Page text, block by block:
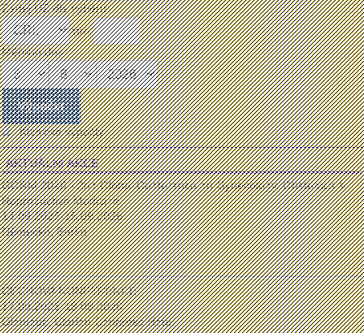
AKTUÁLNÍ AKCE
GORM 2026 - 2nd Global Conference on Gynecology, Obstetrics &
Reproductive Medicine
14.09.2026-15.09.2026
Německo, Berlín
...
ČECHOVA KONFERENCE
17.09.2026-19.09.2026
Olomouc, Clarion Congress Hotel
Zadej UZ dle výběru:
mm:
Měřeno dne:
Klasické výpočty